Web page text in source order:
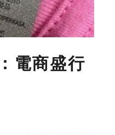
電商盛行